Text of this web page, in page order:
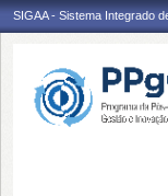
SIGAA - Sistema Integrado